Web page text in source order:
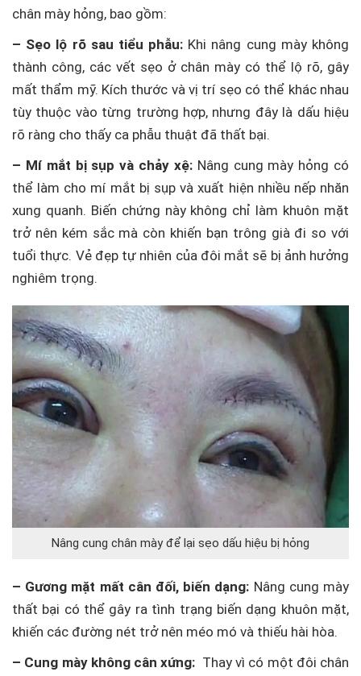
chân mày hỏng, bao gồm:
– Sẹo lộ rõ sau tiểu phẫu: Khi nâng cung mày không
thành công, các vết sẹo ở chân mày có thể lộ rõ, gây
mất thẩm mỹ. Kích thước và vị trí sẹo có thể khác nhau
tùy thuộc vào từng trường hợp, nhưng đây là dấu hiệu
rõ ràng cho thấy ca phẫu thuật đã thất bại.
– Mí mắt bị sụp và chảy xệ:Nâng cung mày hỏng có
thể làm cho mí mắt bị sụp và xuất hiện nhiều nếp nhăn
xung quanh. Biến chứng này không chỉ làm khuôn mặt
trở nên kém sắc mà còn khiến bạn trông già đi so với
tuổi thực. Vẻ đẹp tự nhiên của đôi mắt sẽ bị ảnh hưởng
nghiêm trọng.
Nâng cung chân mày để lại sẹo dấu hiệu bị hỏng
– Gương mặt mất cân đối, biến dạng: Nâng cung mày
thất bại có thể gây ra tình trạng biến dạng khuôn mặt,
khiến các đường nét trở nên méo mó và thiếu hài hòa.
– Cung mày không cân xứng: Thay vì có một đôi chân